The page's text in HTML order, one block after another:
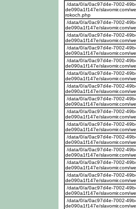
/data/0/a/0ac97d4e-7002-
de090a1f147e/slavomir.com/
rokoch.php
/data/0/a/0ac97d4e-7002-
de090a1f147e/slavomir.com/
/data/0/a/0ac97d4e-7002-
de090a1f147e/slavomir.com/
/data/0/a/0ac97d4e-7002-
de090a1f147e/slavomir.com/
/data/0/a/0ac97d4e-7002-
de090a1f147e/slavomir.com/
/data/0/a/0ac97d4e-7002-
de090a1f147e/slavomir.com/
/data/0/a/0ac97d4e-7002-
de090a1f147e/slavomir.com/
/data/0/a/0ac97d4e-7002-
de090a1f147e/slavomir.com/
/data/0/a/0ac97d4e-7002-
de090a1f147e/slavomir.com/
/data/0/a/0ac97d4e-7002-
de090a1f147e/slavomir.com/
/data/0/a/0ac97d4e-7002-
de090a1f147e/slavomir.com/
/data/0/a/0ac97d4e-7002-
de090a1f147e/slavomir.com/
/data/0/a/0ac97d4e-7002-
de090a1f147e/slavomir.com/
/data/0/a/0ac97d4e-7002-
de090a1f147e/slavomir.com/
/data/0/a/0ac97d4e-7002-
de090a1f147e/slavomir.com/
/data/0/a/0ac97d4e-7002-
de090a1f147e/slavomir.com/